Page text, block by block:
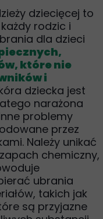
dziecięcej to
rodzic i
dla dzieci
które nie
i
dziecka jest
narażona
problemy
przez
Należy unikać
chemiczny,
ubrania
takich jak
są przyjazne